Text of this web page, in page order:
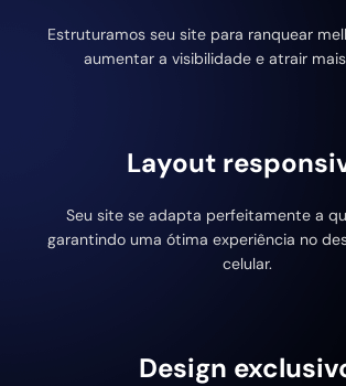
Estruturamos seu site para ranquear
aumentar a visibilidade e atrair
Layout
Seu site se adapta perfeitamente a
garantindo uma ótima experiência no
celular.
Design